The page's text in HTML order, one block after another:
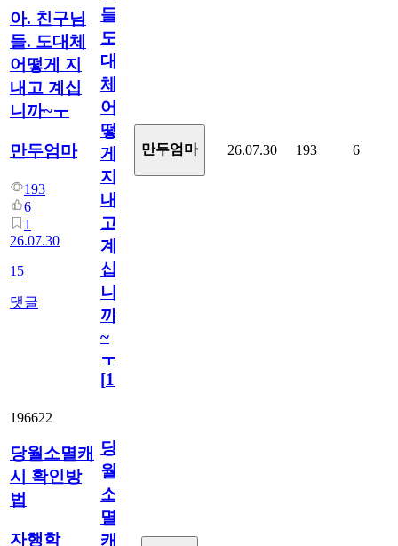
아. 친구님
들. 도대체
어떻게 지
내고 계십
니까~ㅜ
만두엄마
193
6
1
26.07.30
15
댓글
들.
도
대
체
어
떻
게
지
내
고
계
십
니
까
~
ㅜ
[15
만두엄마 26.07.30 193 6
196622
당월소멸캐
시 확인방
법
자행학
당
월
소
멸
캐